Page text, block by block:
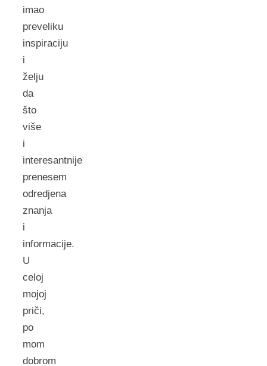
imao
preveliku
inspiraciju
i
želju
da
što
više
i
interesantnije
prenesem
odredjena
znanja
i
informacije.
U
celoj
mojoj
priči,
po
mom
dobrom